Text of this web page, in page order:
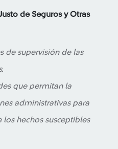
de Seguros y Otras
de supervisión de las
que permitan la
administrativas para
hechos susceptibles